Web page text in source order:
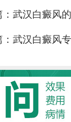
武汉白癜风
武汉白癜风